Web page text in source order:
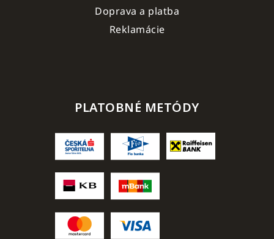
Doprava a platba
Reklamácie
PLATOBNÉ METÓDY